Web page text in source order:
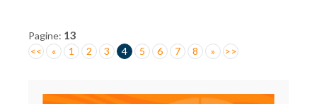
Pagine: 13
<< « 1 2 3 4 5 6 7 8 » >>